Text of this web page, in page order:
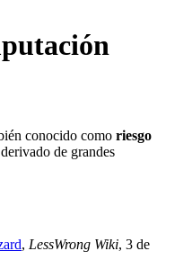
conocido como riesgo
de grandes
, LessWrong Wiki, 3 de